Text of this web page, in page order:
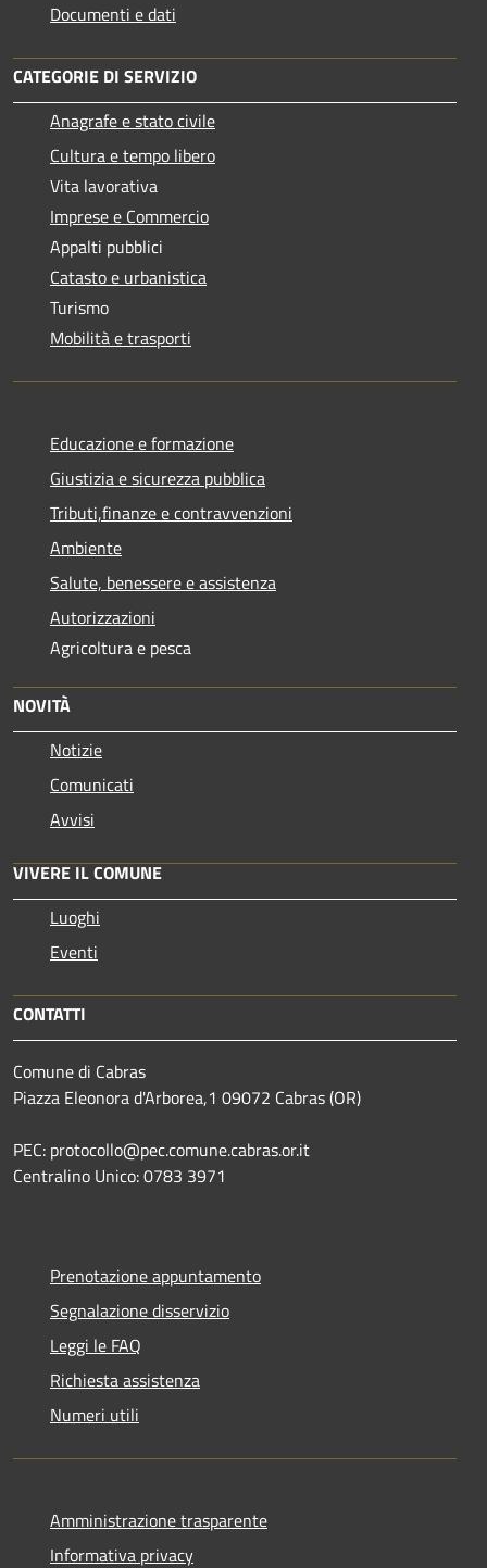
Documenti e dati
CATEGORIE DI SERVIZIO
Anagrafe e stato civile
Cultura e tempo libero
Vita lavorativa
Imprese e Commercio
Appalti pubblici
Catasto e urbanistica
Turismo
Mobilità e trasporti
Educazione e formazione
Giustizia e sicurezza pubblica
Tributi,finanze e contravvenzioni
Ambiente
Salute, benessere e assistenza
Autorizzazioni
Agricoltura e pesca
NOVITÀ
Notizie
Comunicati
Avvisi
VIVERE IL COMUNE
Luoghi
Eventi
CONTATTI
Comune di Cabras
Piazza Eleonora d'Arborea,1 09072 Cabras (OR)
PEC: protocollo@pec.comune.cabras.or.it
Centralino Unico: 0783 3971
Prenotazione appuntamento
Segnalazione disservizio
Leggi le FAQ
Richiesta assistenza
Numeri utili
Amministrazione trasparente
Informativa privacy